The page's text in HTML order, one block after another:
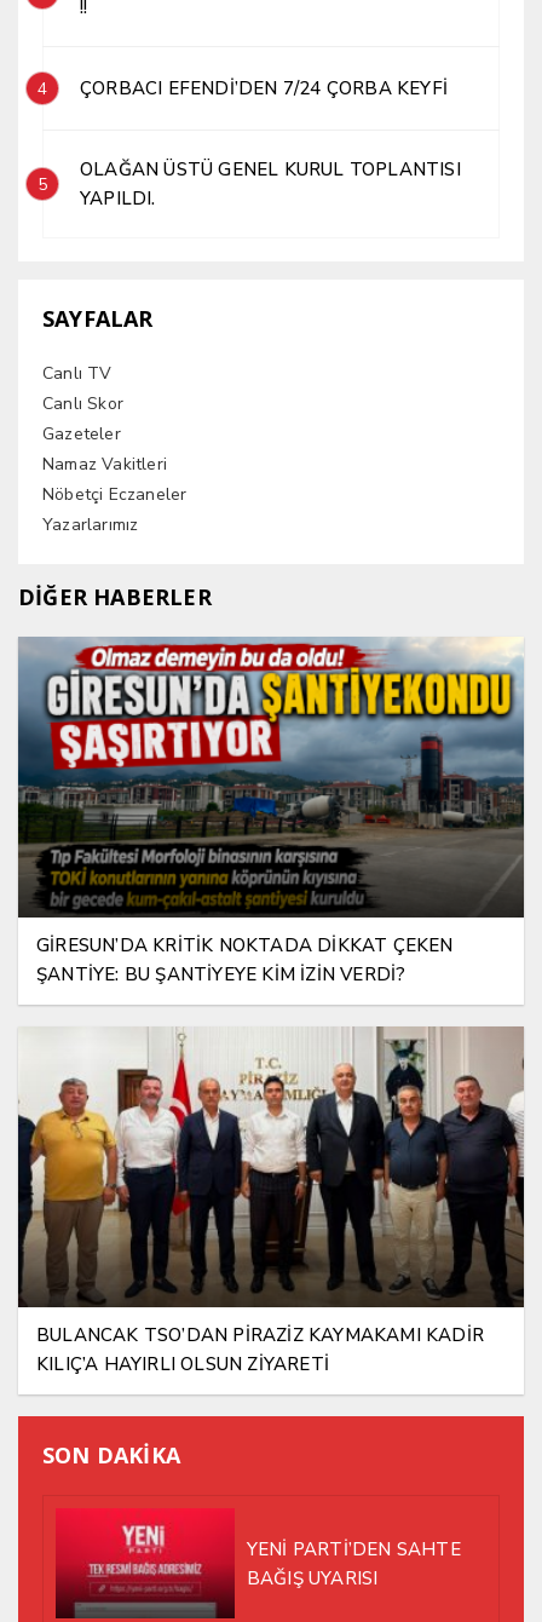
!!
4 ÇORBACI EFENDİ’DEN 7/24 ÇORBA KEYFİ
5
OLAĞAN ÜSTÜ GENEL KURUL TOPLANTISI
YAPILDI.
SAYFALAR
Canlı TV
Canlı Skor
Gazeteler
Namaz Vakitleri
Nöbetçi Eczaneler
Yazarlarımız
DİĞER HABERLER
GİRESUN’DA KRİTİK NOKTADA DİKKAT ÇEKEN
ŞANTİYE: BU ŞANTİYEYE KİM İZİN VERDİ?
BULANCAK TSO’DAN PİRAZİZ KAYMAKAMI KADİR
KILIÇ’A HAYIRLI OLSUN ZİYARETİ
SON DAKİKA
YENİ PARTİ’DEN SAHTE
BAĞIŞ UYARISI